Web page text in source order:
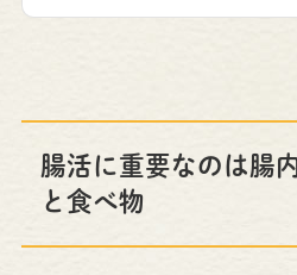
腸活に重要なのは腸
と食べ物